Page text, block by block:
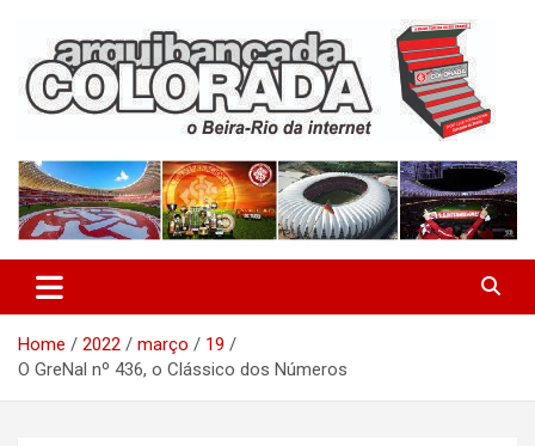
content
Arquibancada Colorada
Home 2022 março
19
O GreNal nº 436, o Clássico dos Números